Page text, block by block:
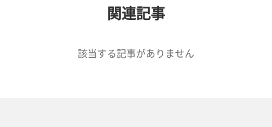
関連記事
該当する記事がありません